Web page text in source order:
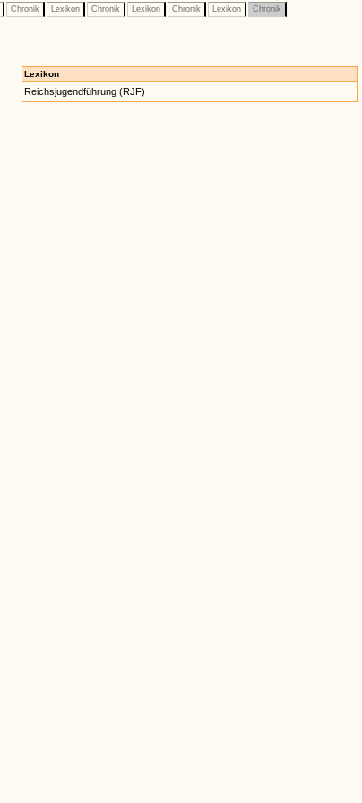
Chronik Lexikon Chronik Lexikon Chronik Lexikon Chronik
Lexikon
Reichsjugendführung (RJF)